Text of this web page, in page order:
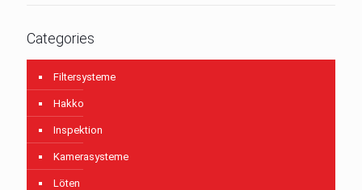
Categories
Filtersysteme
Hakko
Inspektion
Kamerasysteme
Löten